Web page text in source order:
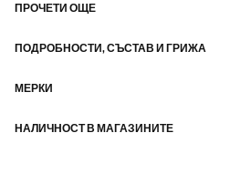
като модела slim, но без задните
ПРОЧЕТИ ОЩЕ
ПОДРОБНОСТИ, СЪСТАВ И ГРИЖА
МЕРКИ
НАЛИЧНОСТ В МАГАЗИНИТЕ